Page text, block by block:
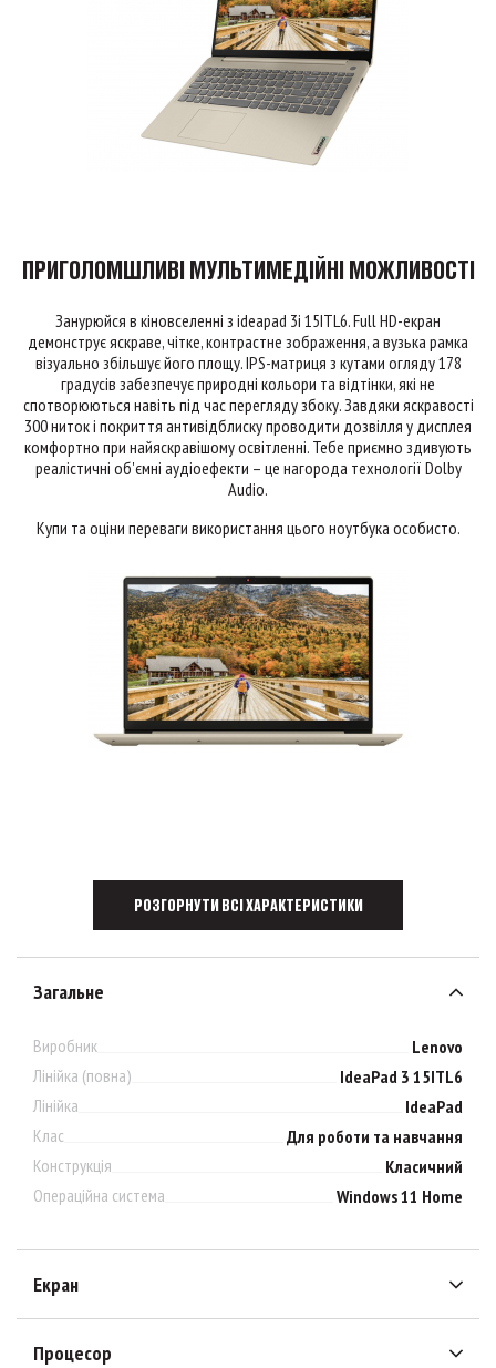
ПРИГОЛОМШЛИВІ МУЛЬТИМЕДІЙНІ МОЖЛИВОСТІ
Занурюйся в кіновселенні з ideapad 3i 15ITL6. Full HD-екран
демонструє яскраве, чітке, контрастне зображення, а вузька рамка
візуально збільшує його площу. IPS-матриця з кутами огляду 178
градусів забезпечує природні кольори та відтінки, які не
спотворюються навіть під час перегляду збоку. Завдяки яскравості
300 ниток і покриття антивідблиску проводити дозвілля у дисплея
комфортно при найяскравішому освітленні. Тебе приємно здивують
реалістичні об'ємні аудіоефекти – це нагорода технології Dolby
Audio.
Купи та оціни переваги використання цього ноутбука особисто.
РОЗГОРНУТИ ВСІ ХАРАКТЕРИСТИКИ
Загальне
Виробник
Lenovo
Лінійка (повна)
IdeaPad 3 15ITL6
Лінійка
IdeaPad
Клас
Для роботи та навчання
Конструкція
Класичний
Операційна система
Windows 11 Home
Екран
Процесор